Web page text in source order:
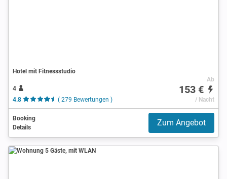
Hotel mit Fitnessstudio
4
4.8
( 279 Bewertungen )
Ab
153 €
/ Nacht
Booking
Details
Zum Angebot